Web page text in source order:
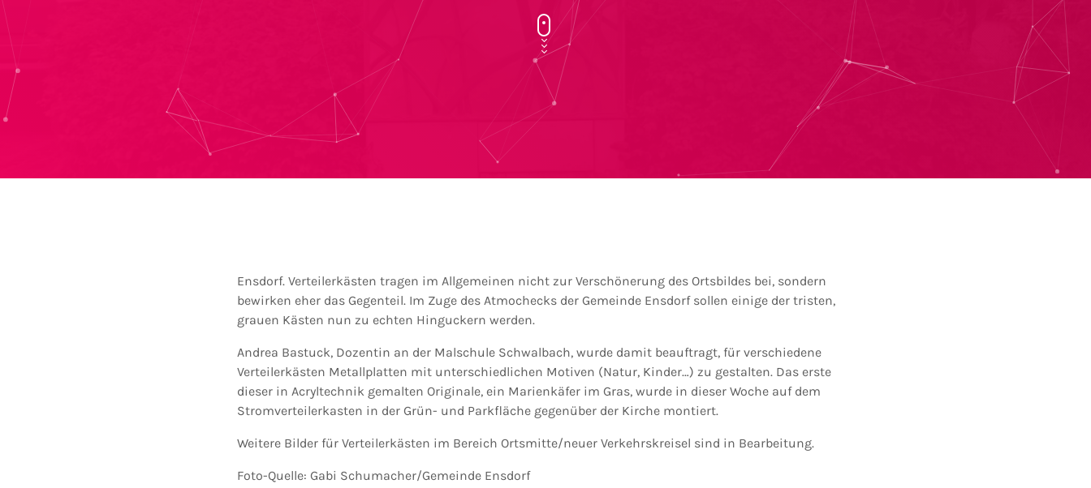
Ensdorf. Verteilerkästen tragen im Allgemeinen nicht zur Verschönerung des Ortsbildes bei, sondern
bewirken eher das Gegenteil. Im Zuge des Atmochecks der Gemeinde Ensdorf sollen einige der tristen,
grauen Kästen nun zu echten Hinguckern werden.
Andrea Bastuck, Dozentin an der Malschule Schwalbach, wurde damit beauftragt, für verschiedene
Verteilerkästen Metallplatten mit unterschiedlichen Motiven (Natur, Kinder…) zu gestalten. Das erste
dieser in Acryltechnik gemalten Originale, ein Marienkäfer im Gras, wurde in dieser Woche auf dem
Stromverteilerkasten in der Grün- und Parkfläche gegenüber der Kirche montiert.
Weitere Bilder für Verteilerkästen im Bereich Ortsmitte/neuer Verkehrskreisel sind in Bearbeitung.
Foto-Quelle: Gabi Schumacher/Gemeinde Ensdorf